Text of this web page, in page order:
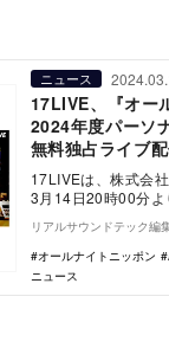
ニュース
17LIVE、『オー
2024年度パーソ
無料独占ライブ
17LIVEは、株式会
3月14日20時00分
組 『オールナイト
リアルサウンドテック編
オールナイトニッポン
ニュース